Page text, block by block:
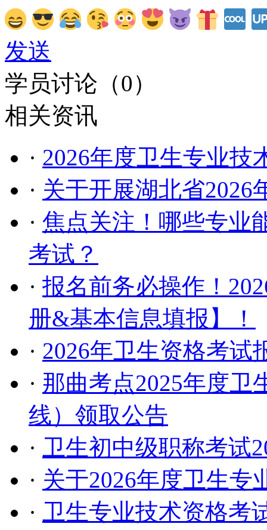
发送
学员讨论（0）
相关资讯
· 2026年度卫生专业技
· 关于开展湖北省2026
· 焦点关注！哪些专业
考试？
· 报名前务必操作！
册&基本信息填报】！
· 2026年卫生资格考试
· 那曲考点2025年度卫
线）领取公告
· 卫生初中级职称考试
· 关于2026年度卫生专
· 卫生专业技术资格考